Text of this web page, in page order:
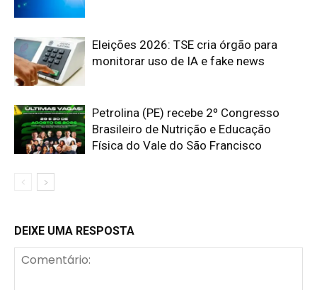
Eleições 2026: TSE cria órgão para
monitorar uso de IA e fake news
Petrolina (PE) recebe 2º Congresso
Brasileiro de Nutrição e Educação
Física do Vale do São Francisco
DEIXE UMA RESPOSTA